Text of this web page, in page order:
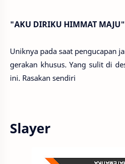
"AKU DIRIKU HIMMAT MAJU"
Uniknya pada saat pengucapan
gerakan khusus. Yang sulit di
ini. Rasakan sendiri
Slayer